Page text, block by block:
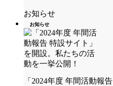
お知らせ
お知らせ
「2024年度 年間活動報告